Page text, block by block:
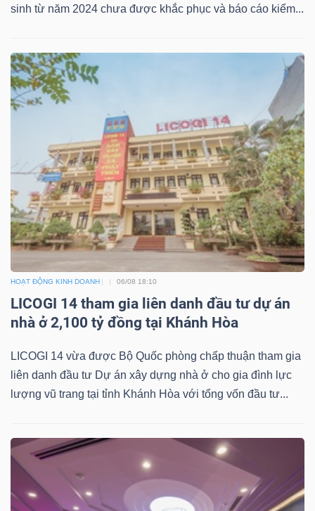
sinh từ năm 2024 chưa được khắc phục và báo cáo kiểm...
HOẠT ĐỘNG KINH DOANH 06/08 18:10
LICOGI 14 tham gia liên danh đầu tư dự án
nhà ở 2,100 tỷ đồng tại Khánh Hòa
LICOGI 14 vừa được Bộ Quốc phòng chấp thuận tham gia
liên danh đầu tư Dự án xây dựng nhà ở cho gia đình lực
lượng vũ trang tại tỉnh Khánh Hòa với tổng vốn đầu tư...
Lãnh
(-)
Tất cả Người nội bộ Cổ đông lớn
Bài
viết
của
tác
giả
(-)
Báo
cáo
phân
Thuật
ngữ